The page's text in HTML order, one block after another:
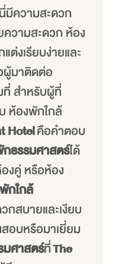
ความสะดวก
วามสะดวก ห้อง
งเรียบง่ายและ
ผู้มาติดต่อ
ที่ สำหรับผู้ที่
ห้องพักใกล้
Hotelคือคำตอบ
ธรรมศาสตร์ได้
งคู่ หรือห้อง
กใกล้
กสบายและเงียบ
อบหรือมาเยี่ยม
ศาสตร์ที่The